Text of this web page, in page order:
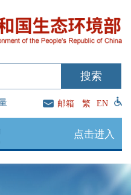
邮箱 繁 EN
点击进入